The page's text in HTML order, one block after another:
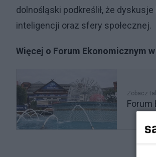
dolnośląski podkreślił, że
inteligencji oraz sfery społecznej.
Więcej o Forum Ekonomicznym
Zobacz
Forum